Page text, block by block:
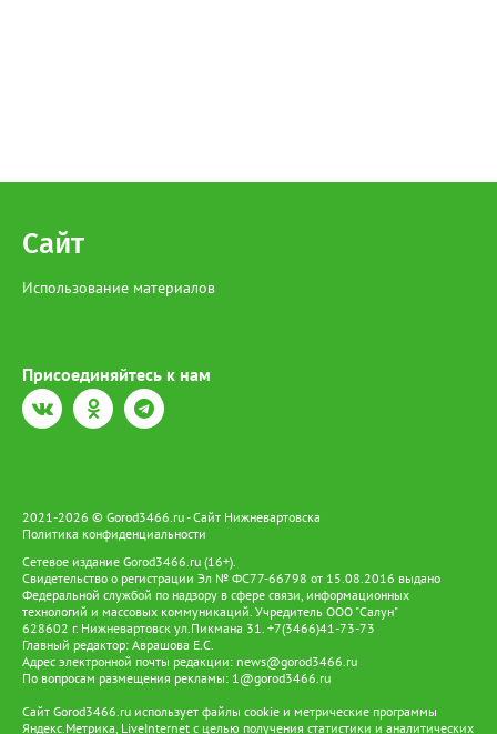
Сайт
Использование материалов
Присоединяйтесь к нам
2021-2026 © Gorod3466.ru - Сайт Нижневартовска
Политика конфиденциальности
Сетевое издание Gorod3466.ru (16+).
Свидетельство о регистрации Эл № ФС77-66798 от 15.08.2016 выдано
Федеральной службой по надзору в сфере связи, информационных
технологий и массовых коммуникаций. Учредитель ООО "Салун"
628602 г. Нижневартовск ул.Пикмана 31. +7(3466)41-73-73
Главный редактор: Аврашова Е.С.
Адрес электронной почты редакции: news@gorod3466.ru
По вопросам размещения рекламы: 1@gorod3466.ru
Сайт Gorod3466.ru использует файлы cookie и метрические программы
Яндекс.Метрика, LiveInternet с целью получения статистики и аналитических